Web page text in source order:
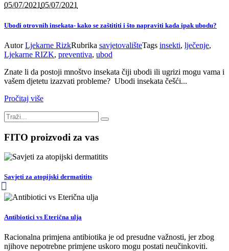
05/07/202105/07/2021
Ubodi otrovnih insekata- kako se zaštititi i što napraviti kada ipak ubodu?
AutorLjekarne RizkRubrika savjetovališteTags insekti, lječenje,
Ljekarne RIZK, preventiva, ubod
Znate li da postoji mnoštvo insekata čiji ubodi ili ugrizi mogu vama i
vašem djetetu izazvati probleme? Ubodi insekata češći...
Pročitaj više
FITO proizvodi za vas
Savjeti za atopijski dermatitits
Antibiotici vs Eterična ulja
Racionalna primjena antibiotika je od presudne važnosti, jer zbog
njihove nepotrebne primjene uskoro mogu postati neučinkoviti.